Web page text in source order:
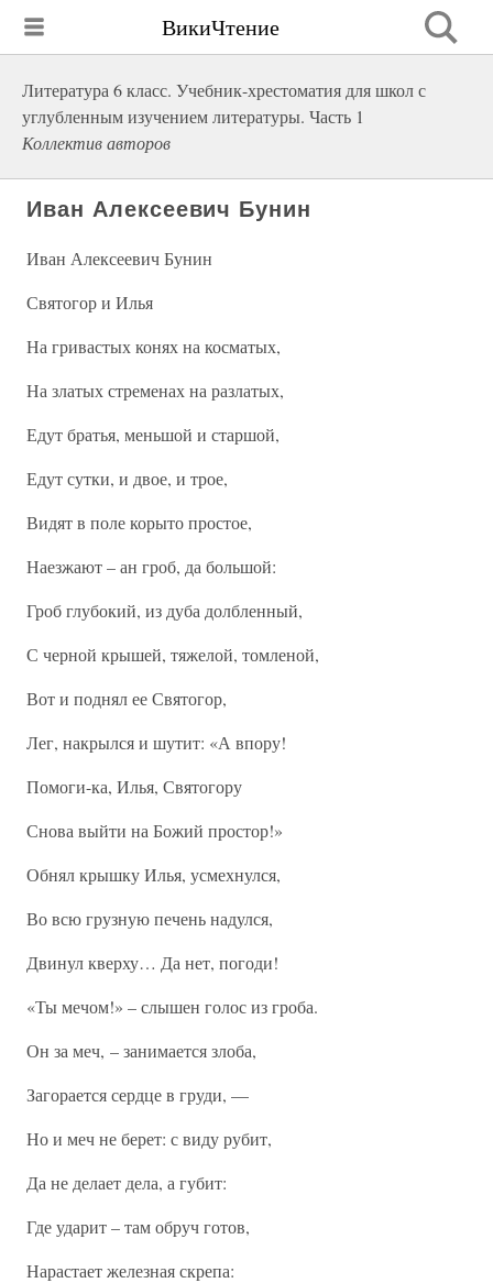
ВикиЧтение
Литература 6 класс. Учебник-хрестоматия для школ с
углубленным изучением литературы. Часть 1
Коллектив авторов
Иван Алексеевич Бунин
Иван Алексеевич Бунин
Святогор и Илья
На гривастых конях на косматых,
На златых стременах на разлатых,
Едут братья, меньшой и старшой,
Едут сутки, и двое, и трое,
Видят в поле корыто простое,
Наезжают – ан гроб, да большой:
Гроб глубокий, из дуба долбленный,
С черной крышей, тяжелой, томленой,
Вот и поднял ее Святогор,
Лег, накрылся и шутит: «А впору!
Помоги-ка, Илья, Святогору
Снова выйти на Божий простор!»
Обнял крышку Илья, усмехнулся,
Во всю грузную печень надулся,
Двинул кверху… Да нет, погоди!
«Ты мечом!» – слышен голос из гроба.
Он за меч, – занимается злоба,
Загорается сердце в груди, —
Но и меч не берет: с виду рубит,
Да не делает дела, а губит:
Где ударит – там обруч готов,
Нарастает железная скрепа: